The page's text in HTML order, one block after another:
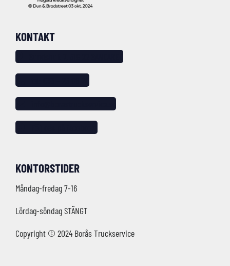
KONTAKT
KONTORSTIDER
Måndag-fredag 7-16
Lördag-söndag STÄNGT
Copyright © 2024 Borås Truckservice